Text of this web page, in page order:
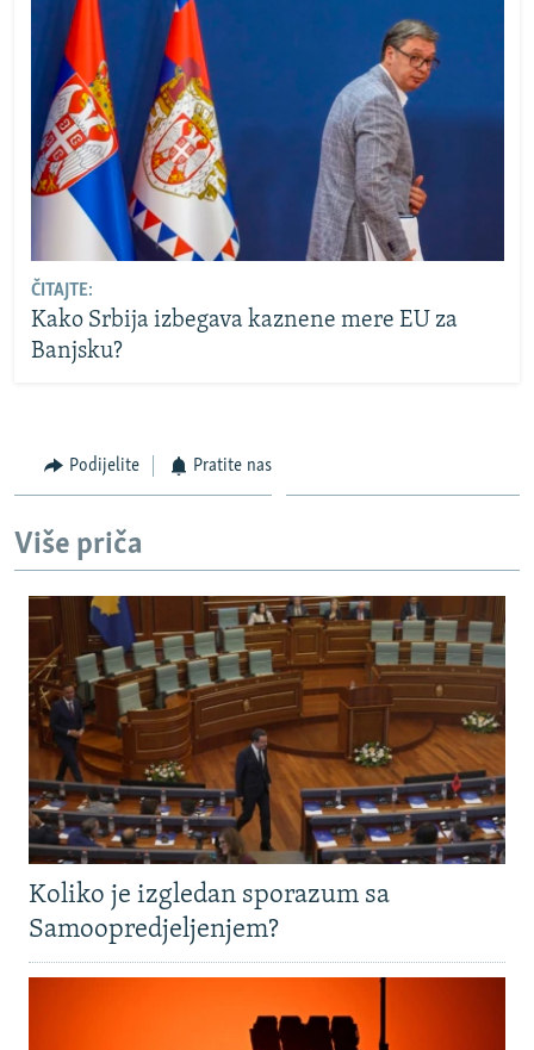
ČITAJTE:
Kako Srbija izbegava kaznene mere EU za
Banjsku?
Podijelite Pratite nas
Više priča
Koliko je izgledan sporazum sa
Samoopredjeljenjem?